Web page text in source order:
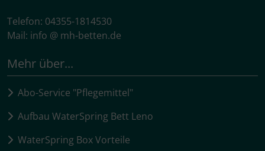
Telefon: 04355-1814530
Mail: info @ mh-betten.de
Mehr über...
Abo-Service "Pflegemittel"
Aufbau WaterSpring Bett Leno
WaterSpring Box Vorteile